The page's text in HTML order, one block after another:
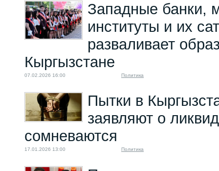
Западные банки,
институты и их
разваливает
Кыргызстане
07.02.2026 16:00 Политика
Пытки в
заявляют о
сомневаются
17.01.2026 13:00 Политика